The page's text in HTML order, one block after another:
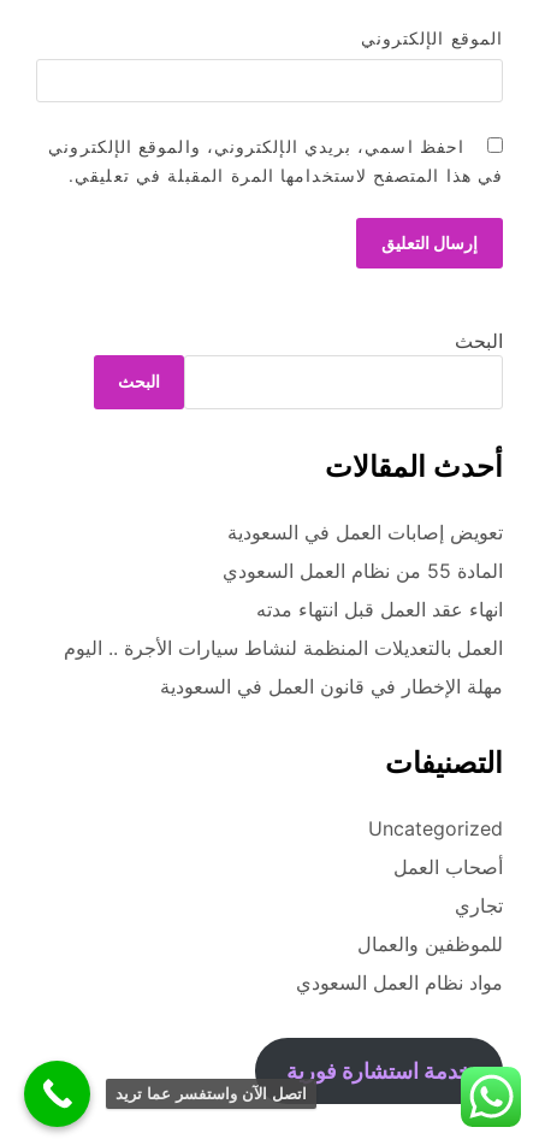
الموقع الإلكتروني
احفظ اسمي، بريدي الإلكتروني، والموقع الإلكتروني
في هذا المتصفح لاستخدامها المرة المقبلة في تعليقي.
البحث
البحث
أحدث المقالات
تعويض إصابات العمل في السعودية
المادة 55 من نظام العمل السعودي
انهاء عقد العمل قبل انتهاء مدته
العمل بالتعديلات المنظمة لنشاط سيارات الأجرة .. اليوم
مهلة الإخطار في قانون العمل في السعودية
التصنيفات
Uncategorized
أصحاب العمل
تجاري
للموظفين والعمال
مواد نظام العمل السعودي
خدمة استشارة فورية
اتصل الآن واستفسر عما تريد